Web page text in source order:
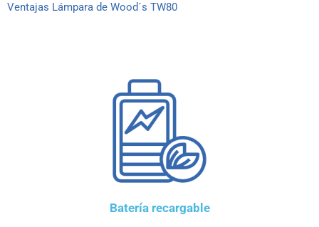
Ventajas Lámpara de Wood´s TW80
Batería recargable